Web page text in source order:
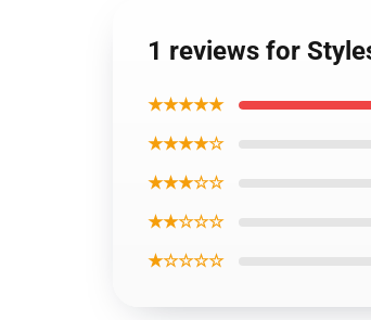
1 reviews for
★★★★★
★★★★☆
★★★☆☆
★★☆☆☆
★☆☆☆☆